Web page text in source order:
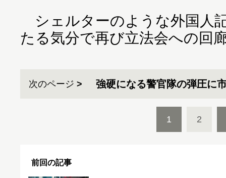
シェルターのような外国人
たる気分で再び立法会への回
次のページ 強硬になる警官隊の弾圧
1 2
前回の記事